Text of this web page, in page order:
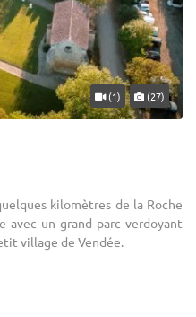
(1) (27)
kilomètres de la Roche
avec un grand parc verdoyant
village de Vendée.